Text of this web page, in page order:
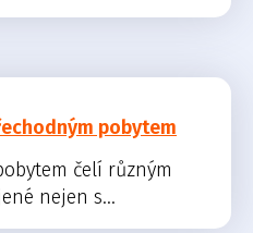
pobytem
čelí různým
nejen s...